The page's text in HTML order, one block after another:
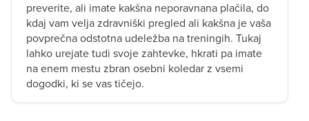
preverite, ali imate kakšna neporavnana plačila, do
kdaj vam velja zdravniški pregled ali kakšna je vaša
povprečna odstotna udeležba na treningih. Tukaj
lahko urejate tudi svoje zahtevke, hkrati pa imate
na enem mestu zbran osebni koledar z vsemi
dogodki, ki se vas tičejo.